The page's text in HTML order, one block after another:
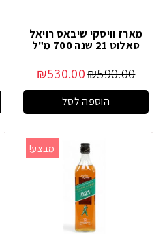
מארז וויסקי שיבאס רויאל
סאלוט 21 שנה 700 מ"ל
₪590.00
₪530.00
הוספה לסל
מבצע!